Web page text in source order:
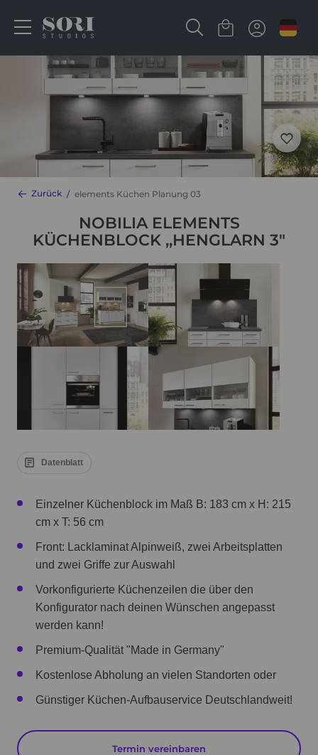
Zurück elements Küchen Planung 03
NOBILIA ELEMENTS
KÜCHENBLOCK ,,HENGLARN 3"
Datenblatt
Einzelner Küchenblock im Maß B: 183 cm x H: 215
cm x T: 56 cm
Front: Lacklaminat Alpinweiß, zwei Arbeitsplatten
und zwei Griffe zur Auswahl
Vorkonfigurierte Küchenzeilen die über den
Konfigurator nach deinen Wünschen angepasst
werden kann!
Premium-Qualität "Made in Germany"
Kostenlose Abholung an vielen Standorten oder
Günstiger Küchen-Aufbauservice Deutschlandweit!
Termin vereinbaren